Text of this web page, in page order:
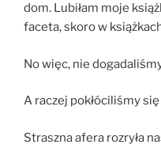
dom. Lubiłam moje
faceta, skoro w
No więc, nie
A raczej pokłóciliśmy
Straszna afera rozryła